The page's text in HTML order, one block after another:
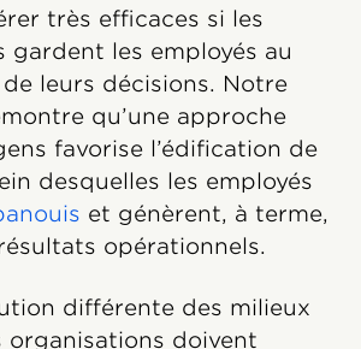
très efficaces si les
gardent les employés au
leurs décisions. Notre
qu’une approche
favorise l’édification de
desquelles les employés
et génèrent, à terme,
opérationnels.
différente des milieux
organisations doivent